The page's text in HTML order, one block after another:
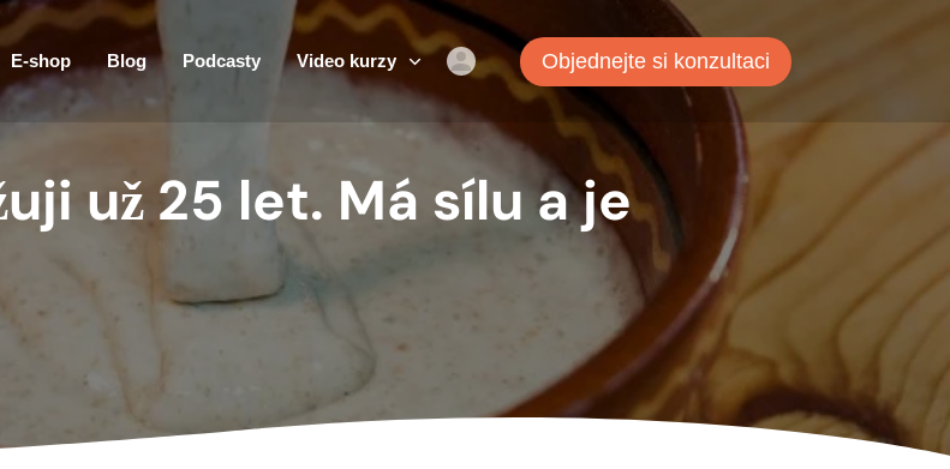
E-shop Blog Podcasty Video kurzy Objednejte si konzultaci
už 25 let. Má sílu a je